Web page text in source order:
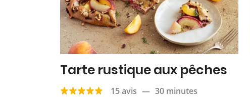
Tarte rustique aux pêches
15 avis — 30 minutes